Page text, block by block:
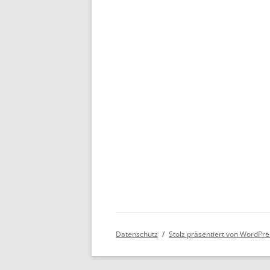
Datenschutz Stolz präsentiert von